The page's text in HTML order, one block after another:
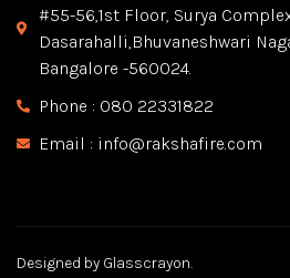
#55-56,1st Floor, Surya
Dasarahalli,Bhuvaneshwari
Bangalore -560024.
Phone : 080 22331822
Email : info@rakshafire.com
Designed by Glasscrayon.